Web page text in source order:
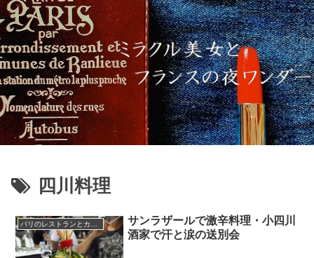
四川料理
サンラザールで激辛料理・小四川
酒家で汗と涙の送別会